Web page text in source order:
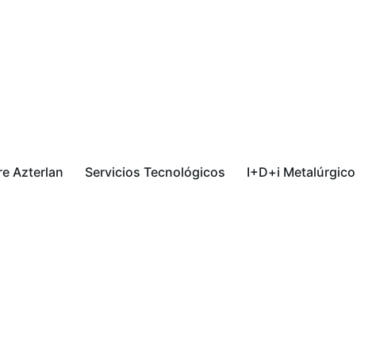
Azterlan Servicios Tecnológicos I+D+i Metalúrgico